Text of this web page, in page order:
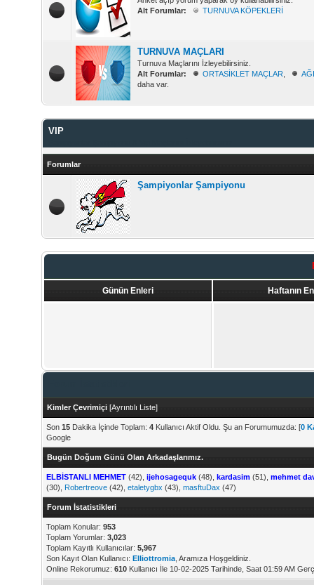
Alt Forumlar:
TURNUVA KÖPEKLERİ
TURNUVA MAÇLARI
Turnuva Maçlarını İzleyebilirsiniz.
Alt Forumlar:
ORTASİKLET MAÇLAR
daha var.
VIP
Forumlar
Şampiyonlar Şampiyonu
Günün Enleri Haftanın
Kimler Çevrimiçi [Ayrıntılı Liste]
Son 15 Dakika İçinde Toplam: 4 Kullanıcı Aktif Oldu. Şu an Forumumuzda: [0
Google
Bugün Doğum Günü Olan Arkadaşlarımız.
ELBİSTANLI MEHMET (42), ijehosagequk (48), kardasim (51), mehmet
(30), Robertreove (42), etaletygbx (43), masftuDax (47)
Forum İstatistikleri
Toplam Konular: 953
Toplam Yorumlar: 3,023
Toplam Kayıtlı Kullanıcılar: 5,967
Son Kayıt Olan Kullanıcı: Elliottromia , Aramıza Hoşgeldiniz.
Online Rekorumuz: 610 Kullanıcı İle 10-02-2025 Tarihinde, Saat 01:59 AM